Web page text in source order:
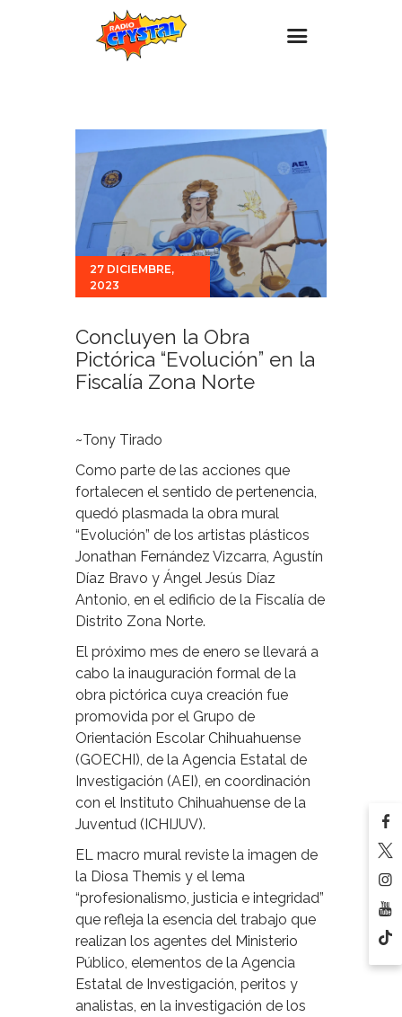
Estaciones
Eventos
Promociones
Noticias
Para ti
Contacto
27 DICIEMBRE,
2023
Concluyen la Obra
Pictórica “Evolución” en la
Fiscalía Zona Norte
~Tony Tirado
Como parte de las acciones que
fortalecen el sentido de pertenencia,
quedó plasmada la obra mural
“Evolución” de los artistas plásticos
Jonathan Fernández Vizcarra, Agustín
Díaz Bravo y Ángel Jesús Díaz
Antonio, en el edificio de la Fiscalía de
Distrito Zona Norte.
El próximo mes de enero se llevará a
cabo la inauguración formal de la
obra pictórica cuya creación fue
promovida por el Grupo de
Orientación Escolar Chihuahuense
(GOECHI), de la Agencia Estatal de
Investigación (AEI), en coordinación
con el Instituto Chihuahuense de la
Juventud (ICHIJUV).
EL macro mural reviste la imagen de
la Diosa Themis y el lema
“profesionalismo, justicia e integridad”
que refleja la esencia del trabajo que
realizan los agentes del Ministerio
Público, elementos de la Agencia
Estatal de Investigación, peritos y
analistas, en la investigación de los